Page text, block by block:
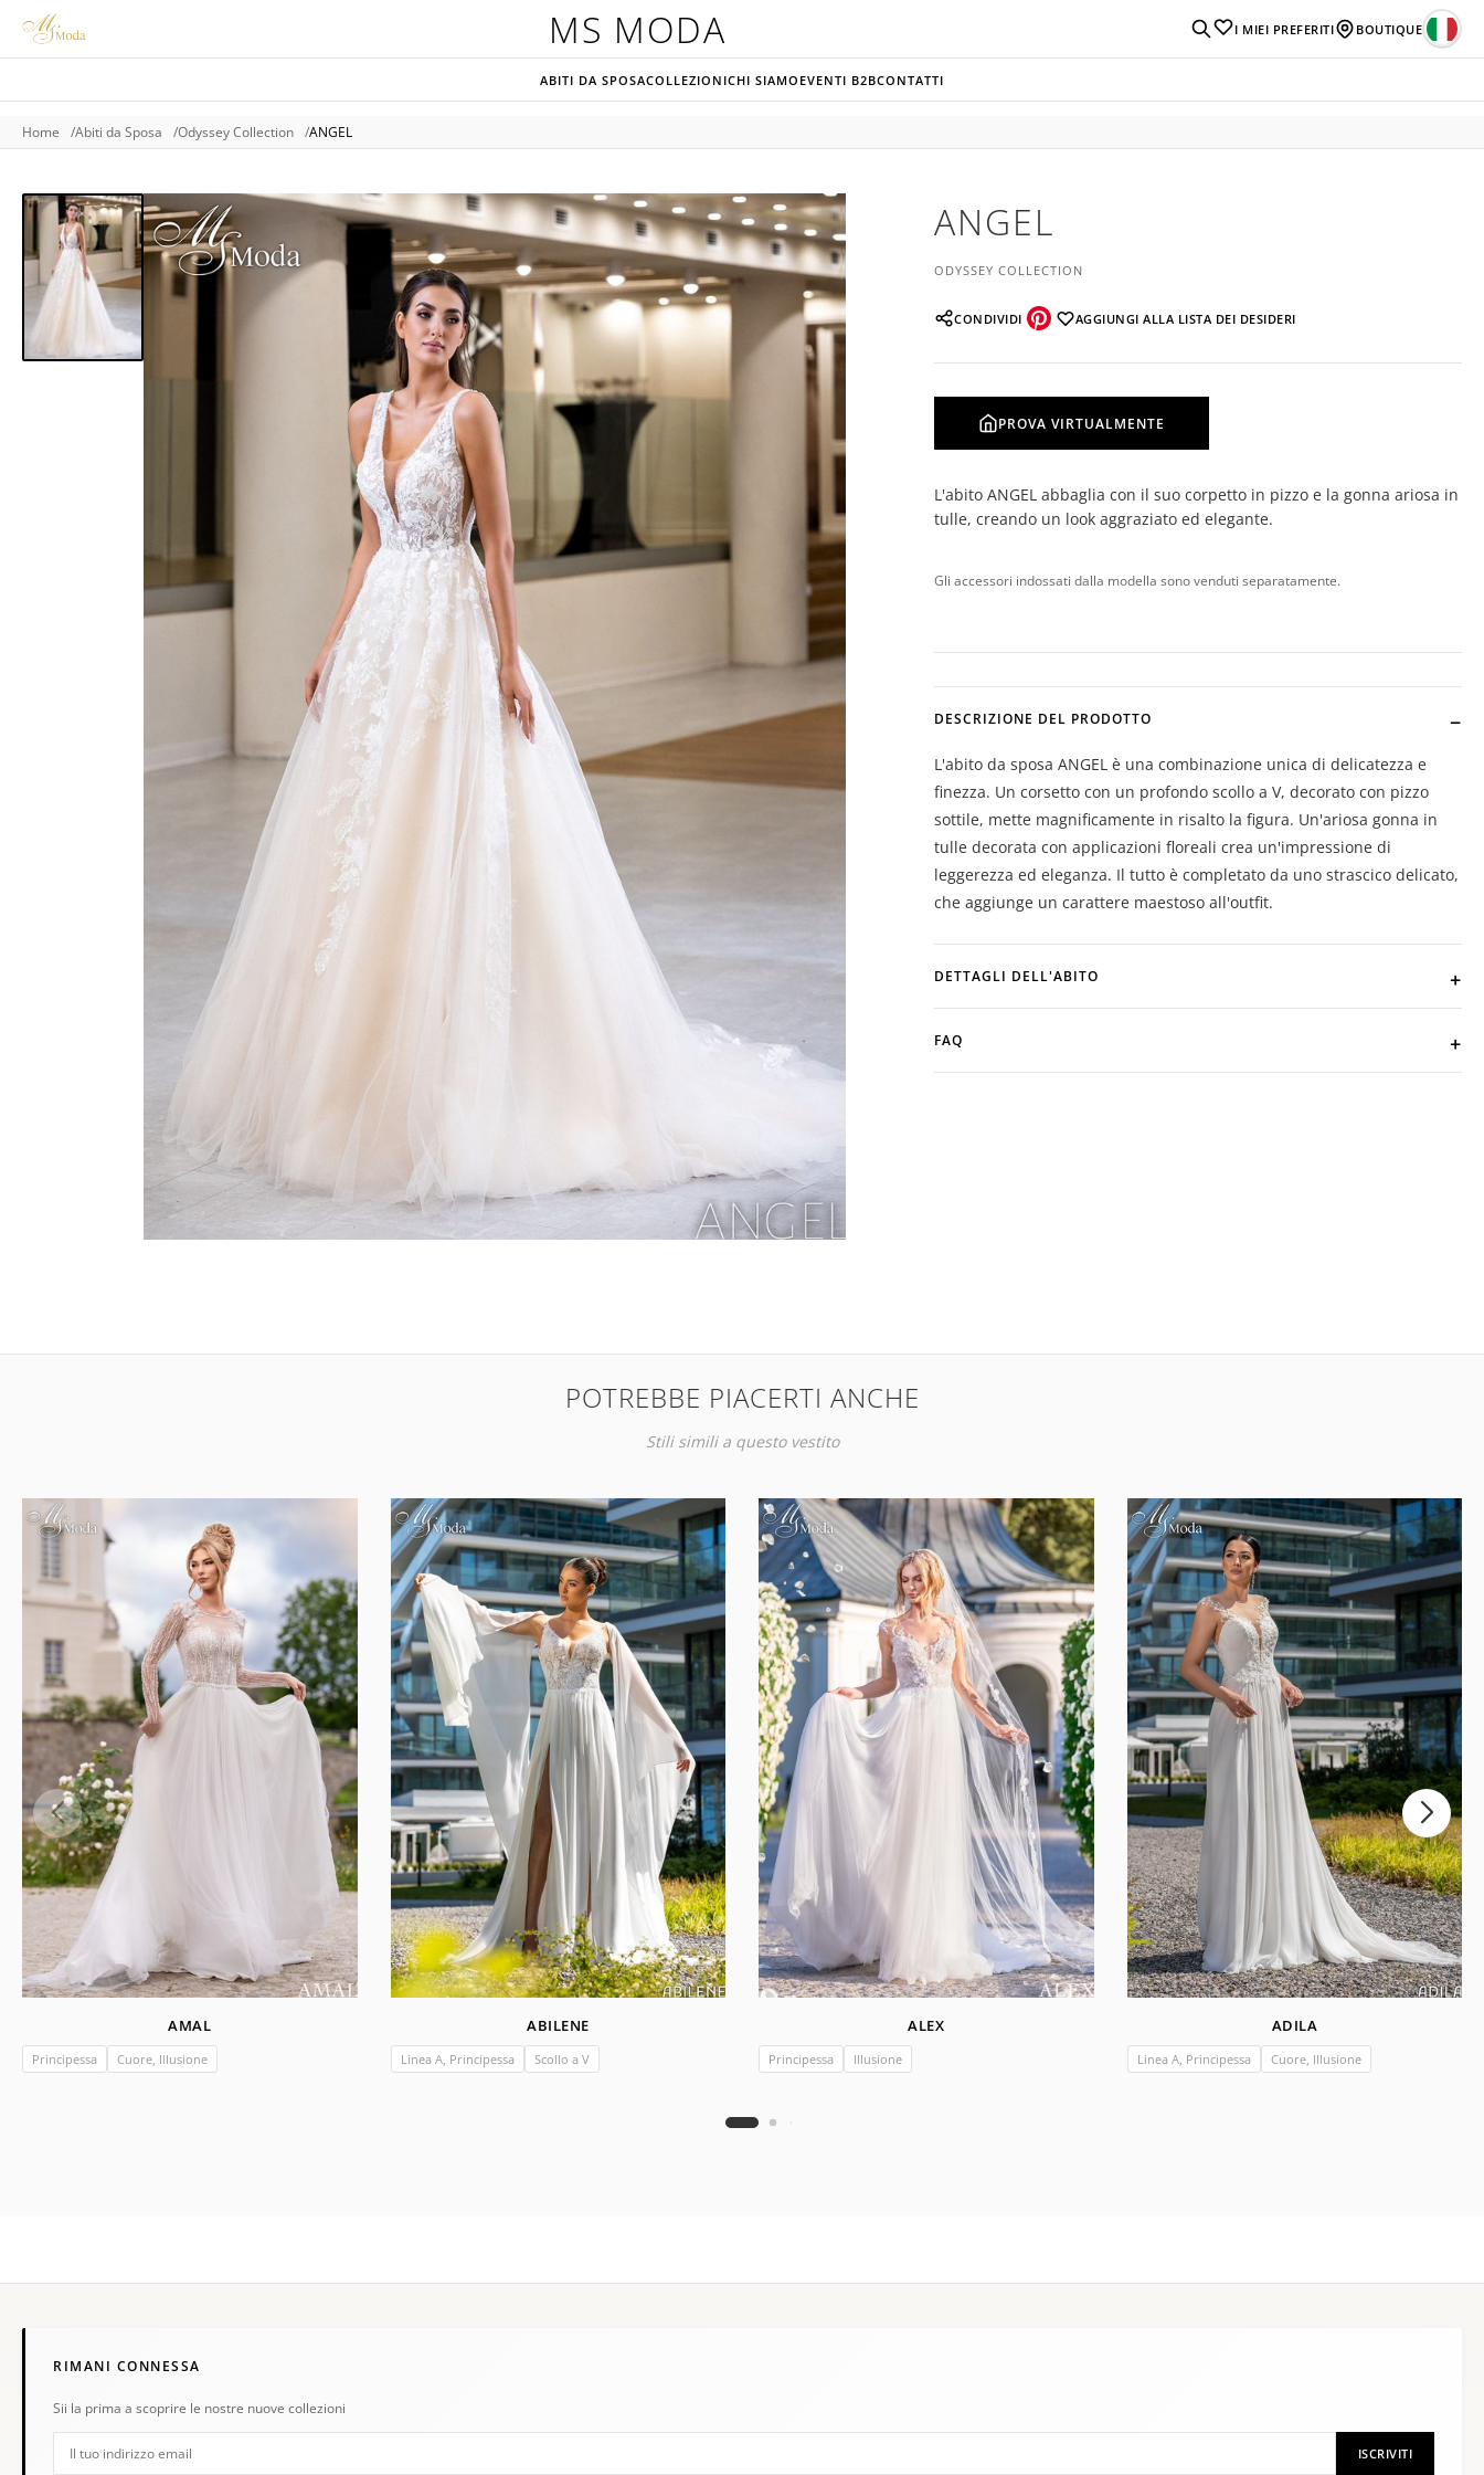
MS MODA I MIEI PREFERITI BOUTIQUE
ABITI DA SPOSACOLLEZIONICHI SIAMO EVENTI B2BCONTATTI
Home Abiti da Sposa Odyssey Collection ANGEL
ANGEL
ODYSSEY COLLECTION
CONDIVIDI AGGIUNGI ALLA LISTA DEI DESIDERI
PROVA VIRTUALMENTE
L'abito ANGEL abbaglia con il suo corpetto in pizzo e la gonna ariosa in
tulle, creando un look aggraziato ed elegante.
Gli accessori indossati dalla modella sono venduti separatamente.
DESCRIZIONE DEL PRODOTTO
L'abito da sposa ANGEL è una combinazione unica di delicatezza e
finezza. Un corsetto con un profondo scollo a V, decorato con pizzo
sottile, mette magnificamente in risalto la figura. Un'ariosa gonna in
tulle decorata con applicazioni floreali crea un'impressione di
leggerezza ed eleganza. Il tutto è completato da uno strascico delicato,
che aggiunge un carattere maestoso all'outfit.
DETTAGLI DELL'ABITO
FAQ
POTREBBE PIACERTI ANCHE
Stili simili a questo vestito
AMAL
Principessa Cuore, Illusione
ABILENE
Linea A, Principessa Scollo a V
ALEX
Principessa Illusione
ADILA
Linea A, Principessa Cuore, Illusione
RIMANI CONNESSA
Sii la prima a scoprire le nostre nuove collezioni
ISCRIVITI